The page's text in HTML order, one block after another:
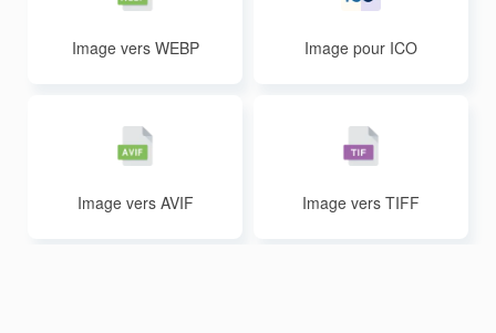
Image vers WEBP Image pour ICO
Image vers AVIF Image vers TIFF